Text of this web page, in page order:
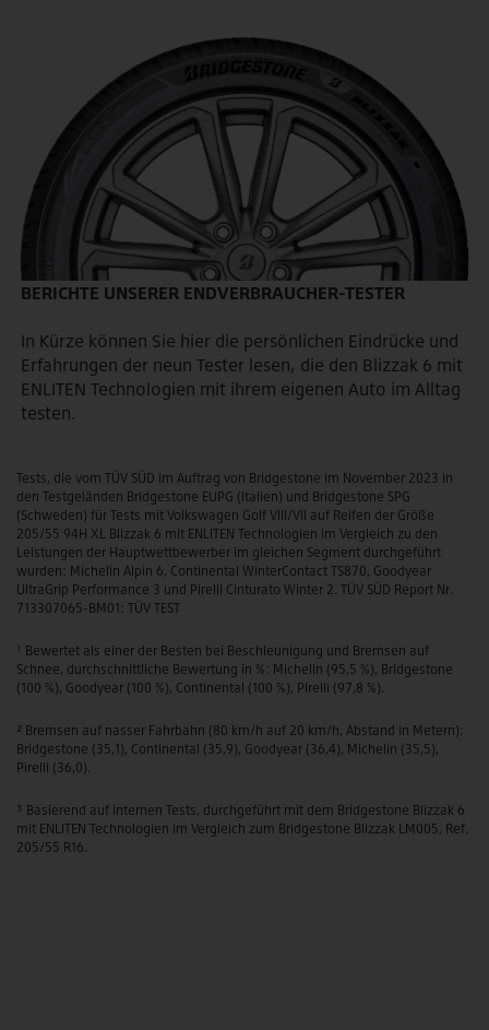
BERICHTE UNSERER ENDVERBRAUCHER-TESTER
In Kürze können Sie hier die persönlichen Eindrücke und
Erfahrungen der neun Tester lesen, die den Blizzak 6 mit
ENLITEN Technologien mit ihrem eigenen Auto im Alltag
testen.
Tests, die vom TÜV SÜD im Auftrag von Bridgestone im November 2023 in
den Testgeländen Bridgestone EUPG (Italien) und Bridgestone SPG
(Schweden) für Tests mit Volkswagen Golf VIII/VII auf Reifen der Größe
205/55 94H XL Blizzak 6 mit ENLITEN Technologien im Vergleich zu den
Leistungen der Hauptwettbewerber im gleichen Segment durchgeführt
wurden: Michelin Alpin 6, Continental WinterContact TS870, Goodyear
UltraGrip Performance 3 und Pirelli Cinturato Winter 2. TÜV SÜD Report Nr.
713307065-BM01: TÜV TEST
¹ Bewertet als einer der Besten bei Beschleunigung und Bremsen auf
Schnee, durchschnittliche Bewertung in %: Michelin (95,5 %), Bridgestone
(100 %), Goodyear (100 %), Continental (100 %), Pirelli (97,8 %).
² Bremsen auf nasser Fahrbahn (80 km/h auf 20 km/h, Abstand in Metern):
Bridgestone (35,1), Continental (35,9), Goodyear (36,4), Michelin (35,5),
Pirelli (36,0).
³ Basierend auf internen Tests, durchgeführt mit dem Bridgestone Blizzak 6
mit ENLITEN Technologien im Vergleich zum Bridgestone Blizzak LM005, Ref.
205/55 R16.